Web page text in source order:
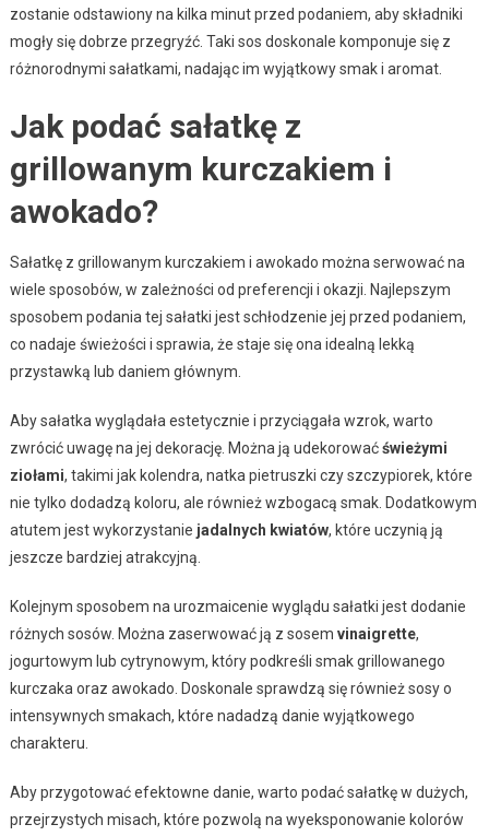
zostanie odstawiony na kilka minut przed podaniem, aby składniki
mogły się dobrze przegryźć. Taki sos doskonale komponuje się z
różnorodnymi sałatkami, nadając im wyjątkowy smak i aromat.
Jak podać sałatkę z
grillowanym kurczakiem i
awokado?
Sałatkę z grillowanym kurczakiem i awokado można serwować na
wiele sposobów, w zależności od preferencji i okazji. Najlepszym
sposobem podania tej sałatki jest schłodzenie jej przed podaniem,
co nadaje świeżości i sprawia, że staje się ona idealną lekką
przystawką lub daniem głównym.
Aby sałatka wyglądała estetycznie i przyciągała wzrok, warto
zwrócić uwagę na jej dekorację. Można ją udekorowaćświeżymi
ziołami, takimi jak kolendra, natka pietruszki czy szczypiorek, które
nie tylko dodadzą koloru, ale również wzbogacą smak. Dodatkowym
atutem jest wykorzystanie jadalnych kwiatów, które uczynią ją
jeszcze bardziej atrakcyjną.
Kolejnym sposobem na urozmaicenie wyglądu sałatki jest dodanie
różnych sosów. Można zaserwować ją z sosem vinaigrette,
jogurtowym lub cytrynowym, który podkreśli smak grillowanego
kurczaka oraz awokado. Doskonale sprawdzą się również sosy o
intensywnych smakach, które nadadzą danie wyjątkowego
charakteru.
Aby przygotować efektowne danie, warto podać sałatkę w dużych,
przejrzystych misach, które pozwolą na wyeksponowanie kolorów